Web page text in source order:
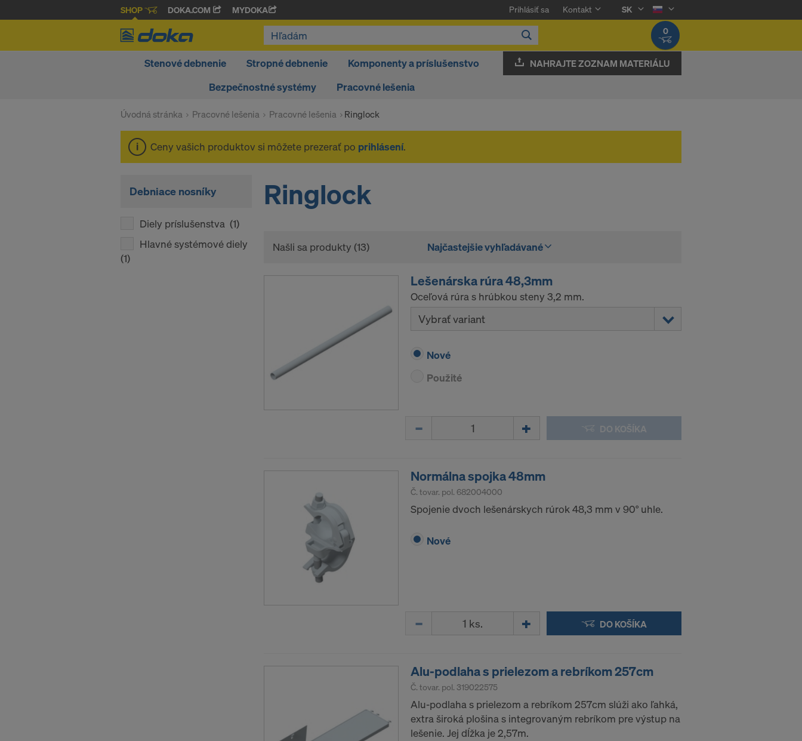
SHOP DOKA.COM MYDOKA Prihlásiť sa Kontakt
SK
0
Stenové debnenie Stropné debnenie
Komponenty a príslušenstvo
Bezpečnostné systémy
Pracovné lešenia
NAHRAJTE ZOZNAM MATERIÁLU
Úvodná stránka Pracovné lešenia Pracovné lešenia Ringlock
Ceny vašich produktov si môžete prezerať po prihlásení.
Debniace nosníky
Diely príslušenstva (1)
Hlavné systémové diely
(1)
Ringlock
Našli sa produkty (13) Najčastejšie vyhľadávané
Lešenárska rúra 48,3mm
Oceľová rúra s hrúbkou steny 3,2 mm.
Vybrať variant
Nové
Použité
DO KOŠÍKA
Normálna spojka 48mm
Č. tovar. pol. 682004000
Spojenie dvoch lešenárskych rúrok 48,3 mm v 90° uhle.
Nové
DO KOŠÍKA
Alu-podlaha s prielezom a rebríkom 257cm
Č. tovar. pol. 319022575
Alu-podlaha s prielezom a rebríkom 257cm slúži ako ľahká,
extra široká plošina s integrovaným rebríkom pre výstup na
lešenie. Jej dĺžka je 2,57m.